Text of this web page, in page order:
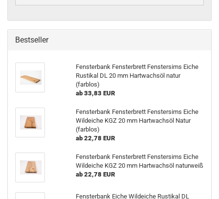
Bestseller
Fensterbank Fensterbrett Fenstersims Eiche
Rustikal DL 20 mm Hartwachsöl natur
(farblos)
ab 33,83 EUR
Fensterbank Fensterbrett Fenstersims Eiche
Wildeiche KGZ 20 mm Hartwachsöl Natur
(farblos)
ab 22,78 EUR
Fensterbank Fensterbrett Fenstersims Eiche
Wildeiche KGZ 20 mm Hartwachsöl naturweiß
ab 22,78 EUR
Fensterbank Eiche Wildeiche Rustikal DL